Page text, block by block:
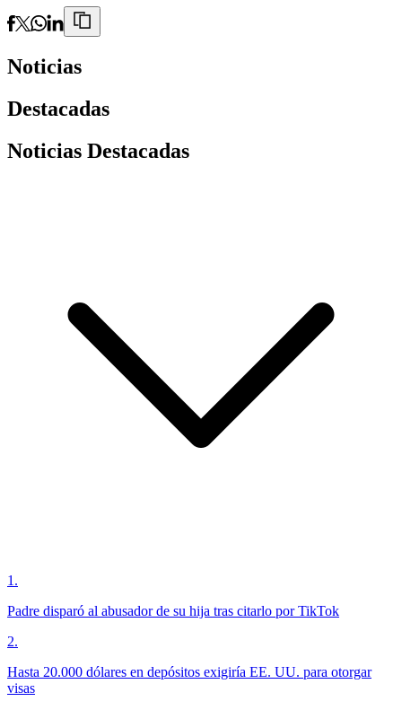
Noticias
Destacadas
Noticias Destacadas
1 .
Padre disparó al abusador de su hija tras citarlo por TikTok
2.
Hasta 20.000 dólares en depósitos exigiría EE. UU. para otorgar
visas